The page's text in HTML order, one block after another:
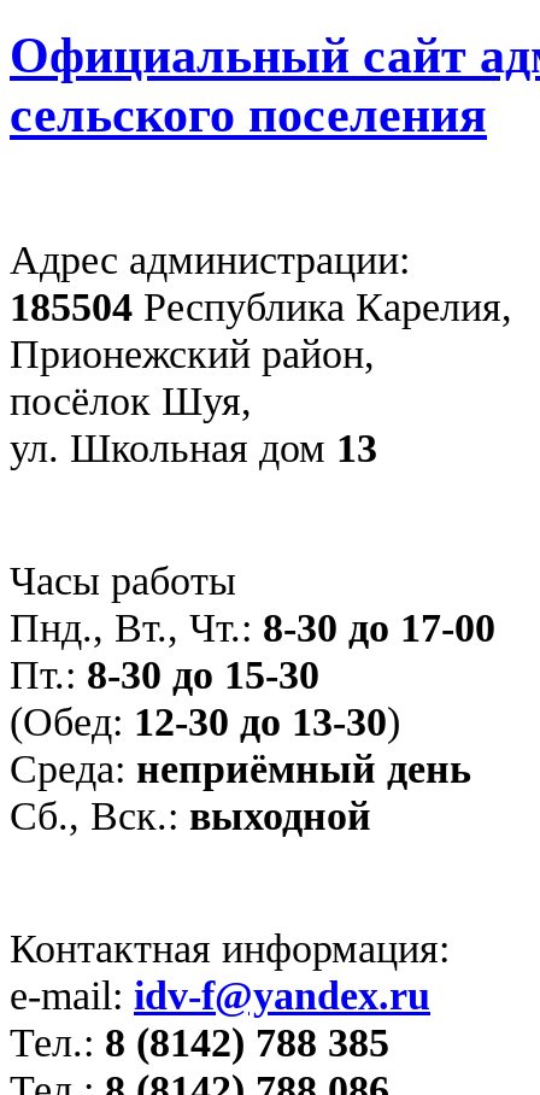
Официальный сайт
сельского поселения
Адрес администрации:
185504 Республика Карелия,
Прионежский район,
посёлок Шуя,
ул. Школьная дом 13
Часы работы
Пнд., Вт., Чт.: 8-30 до 17-00
Пт.: 8-30 до 15-30
(Обед: 12-30 до 13-30)
Среда: неприёмный день
Сб., Вск.: выходной
Контактная информация:
e-mail: idv-f@yandex.ru
Тел.: 8 (8142) 788 385